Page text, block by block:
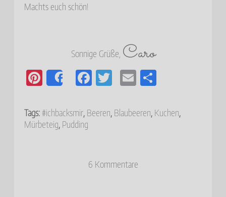
Machts euch schön!
Sonnige Grüße, Caro
Pi
er
es
Share
Fa
bo tte
E
ail pf
Tags: #ichbacksmir, Beeren, Blaubeeren, Kuchen,
Mürbeteig, Pudding
6 Kommentare